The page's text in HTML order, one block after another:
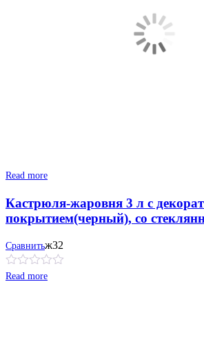
Read more
Кастрюля-жаровня 3 л с
покрытием(черный), со
Сравнитьж32
Read more